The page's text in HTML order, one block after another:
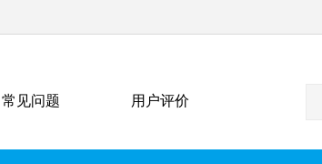
常见问题 用户评价